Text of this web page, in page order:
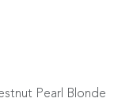
Pearl Blonde